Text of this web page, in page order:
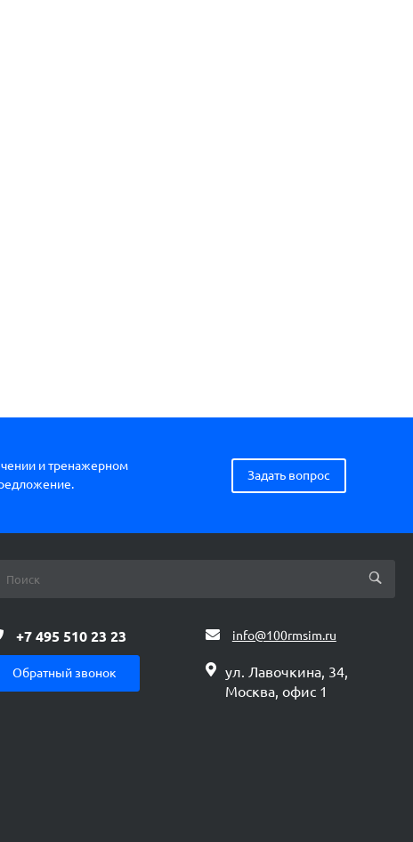
и тренажерном
Задать вопрос
+7 495 510 23 23
Обратный звонок
info@100rmsim.ru
ул. Лавочкина, 34,
Москва, офис 1